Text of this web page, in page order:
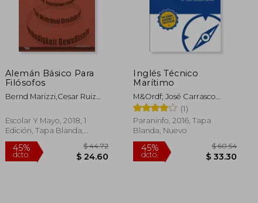
Alemán Básico Para
Filósofos
Bernd Marizzi,Cesar Ruiz
Escolar Y Mayo, 2018, 1
Edición, Tapa Blanda,
Nuevo
Inglés Técnico
Marítimo
M&Ordf; José Carrasco
Cabrera
(1)
Paraninfo, 2016, Tapa
Blanda, Nuevo